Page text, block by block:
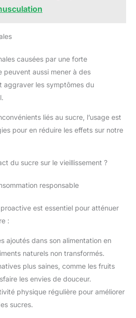
causées par une forte
peuvent aussi mener à des
aggraver les symptômes du
liés au sucre, l’usage est
pour en réduire les effets sur notre
du sucre sur le vieillissement ?
responsable
est essentiel pour atténuer
:
ajoutés dans son alimentation en
naturels non transformés.
plus saines, comme les fruits
les envies de douceur.
physique régulière pour améliorer
sucres.